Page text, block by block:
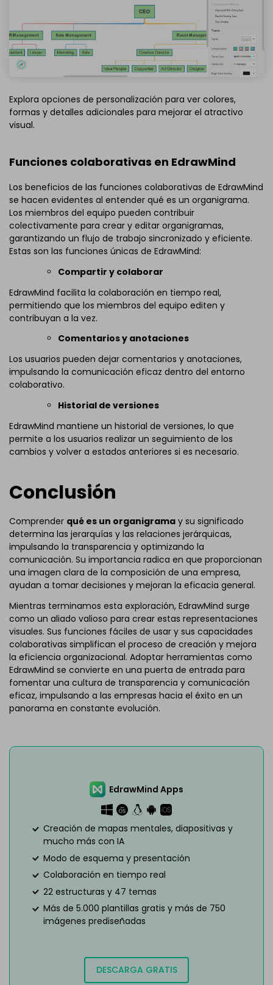
Explora opciones de personalización para ver colores,
formas y detalles adicionales para mejorar el atractivo
visual.
Funciones colaborativas en EdrawMind
Los beneficios de las funciones colaborativas de EdrawMind
se hacen evidentes al entender qué es un organigrama.
Los miembros del equipo pueden contribuir
colectivamente para crear y editar organigramas,
garantizando un flujo de trabajo sincronizado y eficiente.
Estas son las funciones únicas de EdrawMind:
Compartir y colaborar
EdrawMind facilita la colaboración en tiempo real,
permitiendo que los miembros del equipo editen y
contribuyan a la vez.
Comentarios y anotaciones
Los usuarios pueden dejar comentarios y anotaciones,
impulsando la comunicación eficaz dentro del entorno
colaborativo.
Historial de versiones
EdrawMind mantiene un historial de versiones, lo que
permite a los usuarios realizar un seguimiento de los
cambios y volver a estados anteriores si es necesario.
Conclusión
Comprender qué es un organigrama y su significado
determina las jerarquías y las relaciones jerárquicas,
impulsando la transparencia y optimizando la
comunicación. Su importancia radica en que proporcionan
una imagen clara de la composición de una empresa,
ayudan a tomar decisiones y mejoran la eficacia general.
Mientras terminamos esta exploración, EdrawMind surge
como un aliado valioso para crear estas representaciones
visuales. Sus funciones fáciles de usar y sus capacidades
colaborativas simplifican el proceso de creación y mejora
la eficiencia organizacional. Adoptar herramientas como
EdrawMind se convierte en una puerta de entrada para
fomentar una cultura de transparencia y comunicación
eficaz, impulsando a las empresas hacia el éxito en un
panorama en constante evolución.
EdrawMind Apps
Creación de mapas mentales, diapositivas y
mucho más con IA
Modo de esquema y presentación
Colaboración en tiempo real
22 estructuras y 47 temas
Más de 5.000 plantillas gratis y más de 750
imágenes prediseñadas
DESCARGA GRATIS